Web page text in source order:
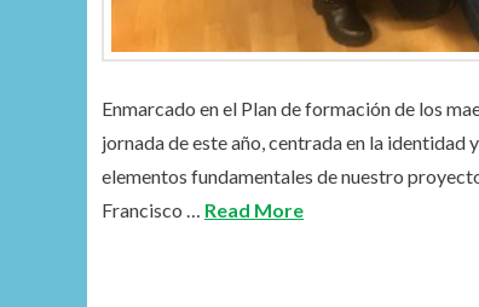
Enmarcado en el Plan de formación de los
jornada de este año, centrada en la identidad
elementos fundamentales de nuestro
Francisco … Read More